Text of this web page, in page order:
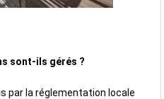
sont-ils gérés ?
par la réglementation locale